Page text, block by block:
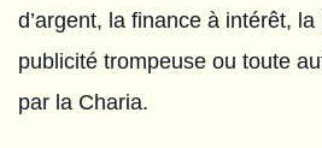
d’argent, la finance à intérêt,
publicité trompeuse ou toute
par la Charia.